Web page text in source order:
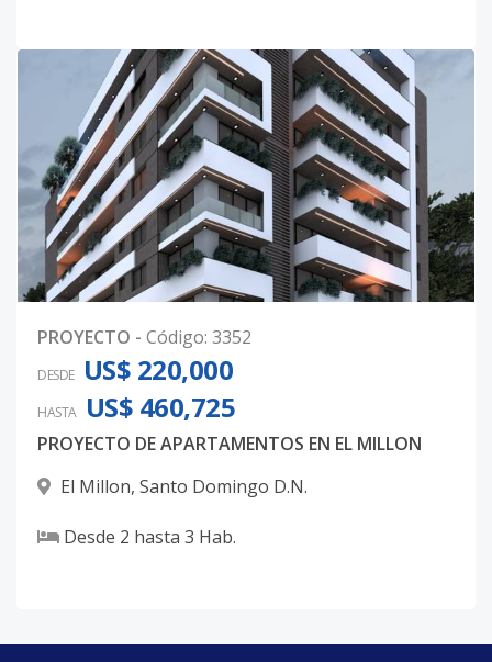
PROYECTO - Código: 3352
DESDE US$ 220,000
HASTA US$ 460,725
PROYECTO DE APARTAMENTOS EN EL MILLON
El Millon, Santo Domingo D.N.
Desde 2 hasta 3 Hab.